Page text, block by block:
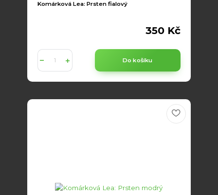
Komárková Lea: Prsten fialový
350 Kč
Do košíku